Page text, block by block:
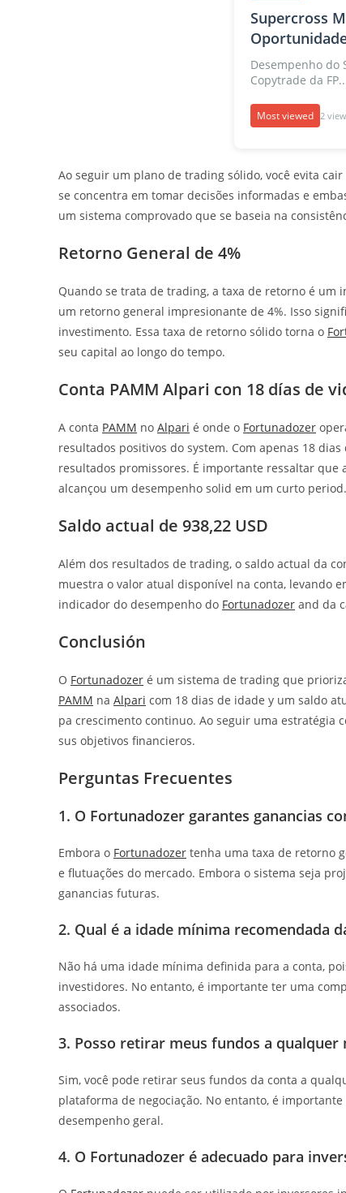
Supercross
Desempenho do
Copytrade da
Most viewed 2
Ao seguir um plano de trading sólido, você evita
se concentra em tomar decisões informadas e
um sistema comprovado que se baseia na
Retorno General de 4%
Quando se trata de trading, a taxa de retorno é um
um retorno general impresionante de 4%. Isso
investimento. Essa taxa de retorno sólido torna o
seu capital ao longo do tempo.
Conta PAMM Alpari con 18 días de
A conta PAMM no Alpari é onde o Fortunadozer
resultados positivos do system. Com apenas 18
resultados promissores. É importante ressaltar
alcançou um desempenho solid em um curto period.
Saldo actual de 938,22 USD
Além dos resultados de trading, o saldo actual da
muestra o valor atual disponível na conta, levando
indicador do desempenho do Fortunadozer and da
Conclusión
O Fortunadozer é um sistema de trading que
PAMM na Alpari com 18 dias de idade y um saldo
pa crescimento continuo. Ao seguir uma estratégia
sus objetivos financieros.
Perguntas Frecuentes
1. O Fortunadozer garantes ganancias
Embora o Fortunadozer tenha uma taxa de retorno
e flutuações do mercado. Embora o sistema seja
ganancias futuras.
2. Qual é a idade mínima recomendada
Não há uma idade mínima definida para a conta,
investidores. No entanto, é importante ter uma
associados.
3. Posso retirar meus fundos a qualquer
Sim, você pode retirar seus fundos da conta a
plataforma de negociação. No entanto, é
desempenho geral.
4. O Fortunadozer é adecuado para